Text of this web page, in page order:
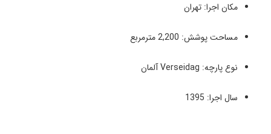
مکان اجرا: تهران
مساحت پوشش: 2,200 مترمربع
نوع پارچه: Verseidag آلمان
سال اجرا: 1395